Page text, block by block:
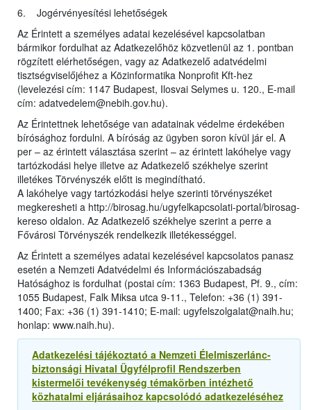
6. Jogérvényesítési lehetőségek
Az Érintett a személyes adatai kezelésével kapcsolatban
bármikor fordulhat az Adatkezelőhöz közvetlenül az 1. pontban
rögzített elérhetőségen, vagy az Adatkezelő adatvédelmi
tisztségviselőjéhez a Közinformatika Nonprofit Kft-hez
(levelezési cím: 1147 Budapest, Ilosvai Selymes u. 120., E-mail
cím: adatvedelem@nebih.gov.hu).
Az Érintettnek lehetősége van adatainak védelme érdekében
bírósághoz fordulni. A bíróság az ügyben soron kívül jár el. A
per – az érintett választása szerint – az érintett lakóhelye vagy
tartózkodási helye illetve az Adatkezelő székhelye szerint
illetékes Törvényszék előtt is megindítható.
A lakóhelye vagy tartózkodási helye szerinti törvényszéket
megkeresheti a http://birosag.hu/ugyfelkapcsolati-portal/birosag-
kereso oldalon. Az Adatkezelő székhelye szerint a perre a
Fővárosi Törvényszék rendelkezik illetékességgel.
Az Érintett a személyes adatai kezelésével kapcsolatos panasz
esetén a Nemzeti Adatvédelmi és Információszabadság
Hatósághoz is fordulhat (postai cím: 1363 Budapest, Pf. 9., cím:
1055 Budapest, Falk Miksa utca 9-11., Telefon: +36 (1) 391-
1400; Fax: +36 (1) 391-1410; E-mail: ugyfelszolgalat@naih.hu;
honlap: www.naih.hu).
Adatkezelési tájékoztató a Nemzeti Élelmiszerlánc-
biztonsági Hivatal Ügyfélprofil Rendszerben
kistermelői tevékenység témakörben intézhető
közhatalmi eljárásaihoz kapcsolódó adatkezeléséhez